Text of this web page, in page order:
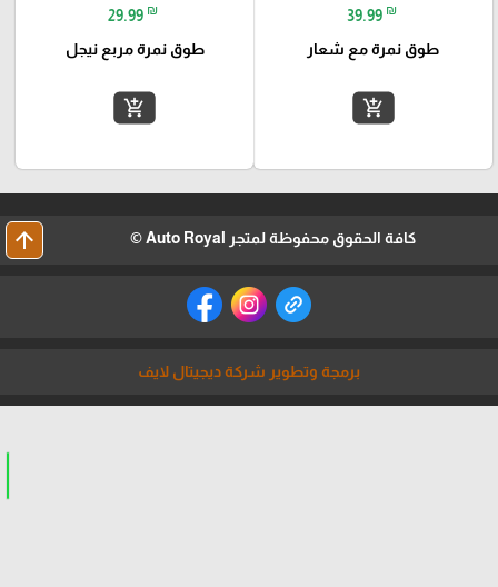
39.99 ₪
طوق نمرة مع شعار
add_shopping_cart
29.99 ₪
طوق نمرة مربع نيجل
add_shopping_cart
كافة الحقوق محفوظة لمتجر Auto Royal © arrow_upward
برمجة وتطوير شركة ديجيتال لايف